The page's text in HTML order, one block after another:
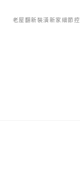
老屋翻新裝潢新家細節控